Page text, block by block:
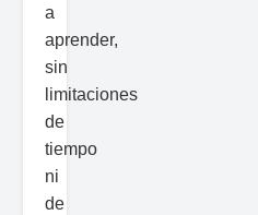
a
aprender,
sin
limitaciones
de
tiempo
ni
de